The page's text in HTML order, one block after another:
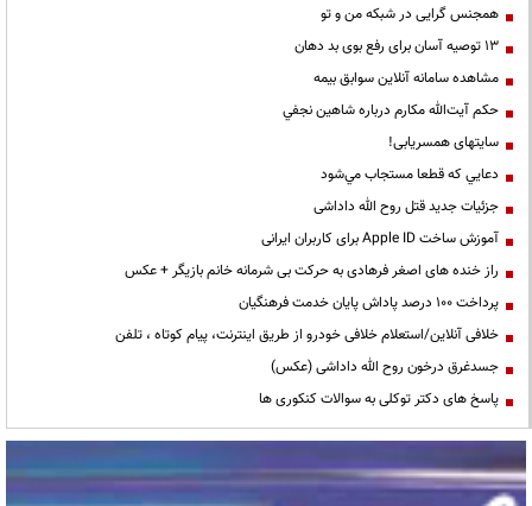
همجنس گرایی در شبکه من و تو
13 توصیه آسان برای رفع بوی بد دهان
مشاهده سامانه آنلاين سوابق بیمه
حكم آيت‌الله مكارم درباره شاهين نجفي
سایتهای همسریابی!
دعايي كه قطعا مستجاب مي‌شود
جزئیات جدید قتل روح الله داداشی
آموزش ساخت Apple ID برای کاربران ایرانی
راز خنده های اصغر فرهادی به حرکت بی شرمانه خانم بازیگر + عکس
پرداخت ۱۰۰ درصد پاداش پایان خدمت فرهنگیان
خلافی آنلاین/استعلام خلافی خودرو از طریق اینترنت، پیام کوتاه ، تلفن
جسدغرق درخون روح الله داداشی (عکس)
پاسخ های دکتر توکلی به سوالات کنکوری ها